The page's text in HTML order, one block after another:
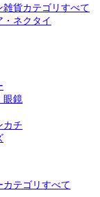
雑貨カテゴリすべて
・ネクタイ
眼鏡
カチ
カテゴリすべて